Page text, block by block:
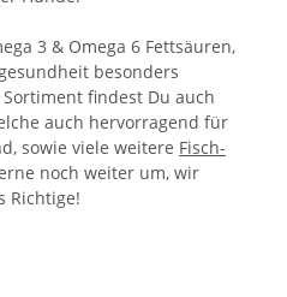
3 & Omega 6 Fettsäuren,
besonders
findest Du auch
auch hervorragend für
sowie viele weitere Fisch-
noch weiter um, wir
Richtige!